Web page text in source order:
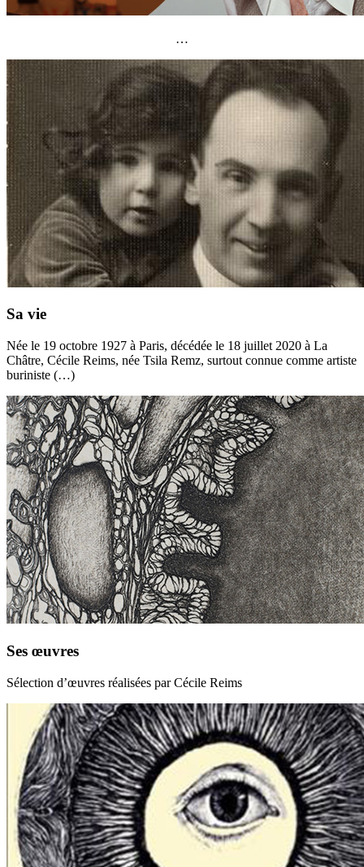
…
Sa vie
Née le 19 octobre 1927 à Paris, décédée le 18 juillet 2020 à La
Châtre, Cécile Reims, née Tsila Remz, surtout connue comme artiste
buriniste (…)
Ses œuvres
Sélection d’œuvres réalisées par Cécile Reims